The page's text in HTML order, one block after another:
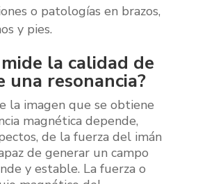
o patologías en brazos,
y pies.
mide la calidad de
una resonancia?
la imagen que se obtiene
magnética depende,
de la fuerza del imán
de generar un campo
y estable. La fuerza o